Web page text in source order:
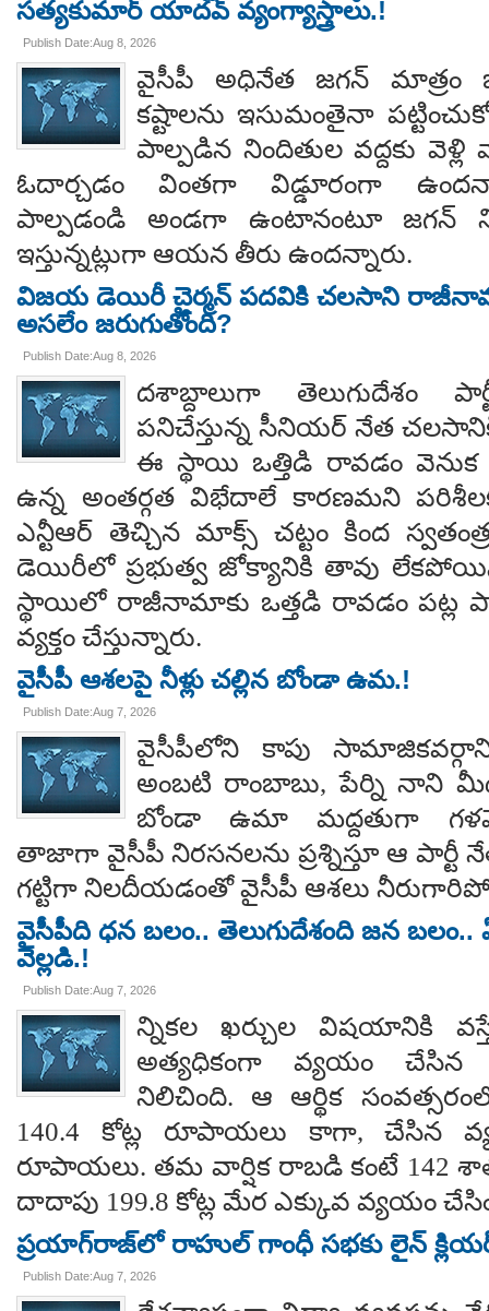
సత్యకుమార్ యాదవ్ వ్యంగ్యాస్త్రాలు.!
Publish Date:Aug 8, 2026
వైసీపీ అధినేత జగన్ మాత్రం
కష్టాలను ఇసుమంతైనా
పాల్పడిన నిందితుల వద్దకు
ఓదార్చడం వింతగా విడ్డూరంగా
పాల్పడండి అండగా ఉంటానంటూ జగన్
ఇస్తున్నట్లుగా ఆయన తీరు ఉందన్నారు.
విజయ డెయిరీ చైర్మన్ పదవికి చలసాని
అసలేం జరుగుతోంది?
Publish Date:Aug 8, 2026
దశాబ్దాలుగా తెలుగుదేశం
పనిచేస్తున్న సీనియర్ నేత
ఈ స్థాయి ఒత్తిడి రావడం వెనుక
ఉన్న అంతర్గత విభేదాలే కారణమని
ఎన్టీఆర్ తెచ్చిన మాక్స్ చట్టం కింద
డెయిరీలో ప్రభుత్వ జోక్యానికి తావు
స్థాయిలో రాజీనామాకు ఒత్తడి రావడం పట్ల
వ్యక్తం చేస్తున్నారు.
వైసీపీ ఆశలపై నీళ్లు చల్లిన బోండా ఉమ.!
Publish Date:Aug 7, 2026
వైసీపీలోని కాపు
అంబటి రాంబాబు, పేర్ని నాని
బోండా ఉమా మద్దతుగా
తాజాగా వైసీపీ నిరసనలను ప్రశ్నిస్తూ ఆ
గట్టిగా నిలదీయడంతో వైసీపీ ఆశలు
వైసీపీది ధన బలం.. తెలుగుదేశంది జన
వెల్లడి.!
Publish Date:Aug 7, 2026
న్నికల ఖర్చుల విషయానికి
అత్యధికంగా వ్యయం చేసిన
నిలిచింది. ఆ ఆర్థిక
140.4 కోట్ల రూపాయలు కాగా, చేసిన
రూపాయలు. తమ వార్షిక రాబడి కంటే 142
దాదాపు 199.8 కోట్ల మేర ఎక్కువ వ్యయం
ప్రయాగ్‌రాజ్‌లో రాహుల్ గాంధీ సభకు లైన్
Publish Date:Aug 7, 2026